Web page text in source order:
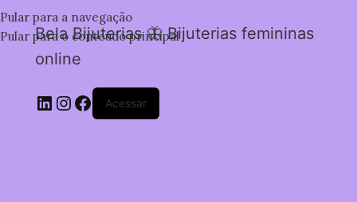
Pular para a navegação
Pular para o conteúdo principal
Bela Bijuterias 🦋 Bijuterias femininas
online
Acessar